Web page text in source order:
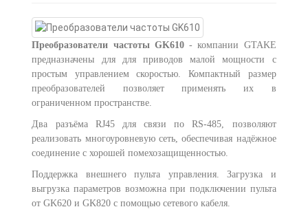
Преобразователи частоты GK610- компании GTAKE
предназначены для для приводов малой мощности с
простым управлением скоростью. Компактный размер
преобразователей позволяет применять их в
ограниченном пространстве.
Два разъёма RJ45 для связи по RS-485, позволяют
реализовать многоуровневую сеть, обеспечивая надёжное
соединение с хорошей помехозащищенностью.
Поддержка внешнего пульта управления. Загрузка и
выгрузка параметров возможна при подключении пульта
от GK620 и GK820 с помощью сетевого кабеля.